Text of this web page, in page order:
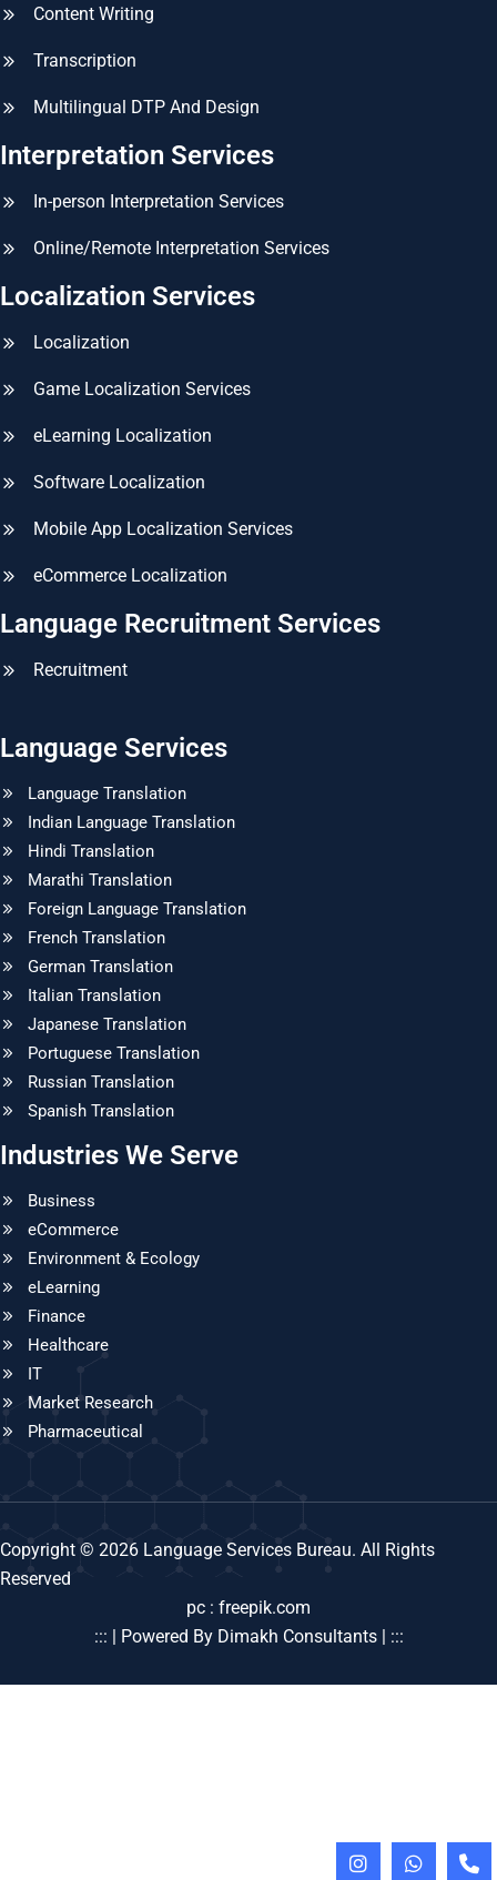
Content Writing
Transcription
Multilingual DTP And Design
Interpretation Services
In-person Interpretation Services
Online/Remote Interpretation Services
Localization Services
Localization
Game Localization Services
eLearning Localization
Software Localization
Mobile App Localization Services
eCommerce Localization
Language Recruitment Services
Recruitment
Language Services
Language Translation
Indian Language Translation
Hindi Translation
Marathi Translation
Foreign Language Translation
French Translation
German Translation
Italian Translation
Japanese Translation
Portuguese Translation
Russian Translation
Spanish Translation
Industries We Serve
Business
eCommerce
Environment & Ecology
eLearning
Finance
Healthcare
IT
Market Research
Pharmaceutical
Copyright © 2026 Language Services Bureau. All Rights
Reserved
pc : freepik.com
::: | Powered By Dimakh Consultants | :::